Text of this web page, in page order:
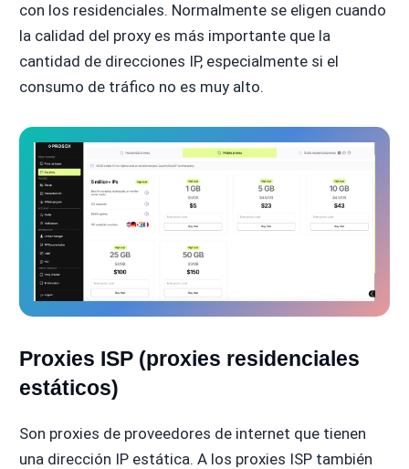
con los residenciales. Normalmente se eligen cuando
la calidad del proxy es más importante que la
cantidad de direcciones IP, especialmente si el
consumo de tráfico no es muy alto.
Proxies ISP (proxies residenciales
estáticos)
Son proxies de proveedores de internet que tienen
una dirección IP estática. A los proxies ISP también